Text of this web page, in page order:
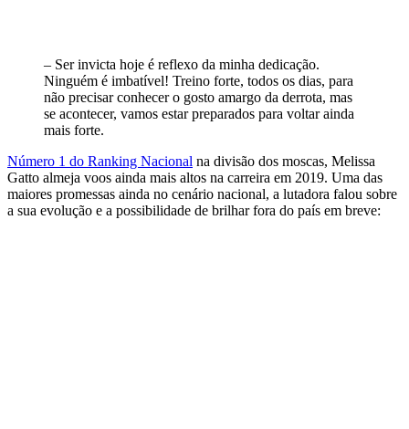
– Ser invicta hoje é reflexo da minha dedicação.
Ninguém é imbatível! Treino forte, todos os dias, para
não precisar conhecer o gosto amargo da derrota, mas
se acontecer, vamos estar preparados para voltar ainda
mais forte.
Número 1 do Ranking Nacional na divisão dos moscas, Melissa
Gatto almeja voos ainda mais altos na carreira em 2019. Uma das
maiores promessas ainda no cenário nacional, a lutadora falou sobre
a sua evolução e a possibilidade de brilhar fora do país em breve: